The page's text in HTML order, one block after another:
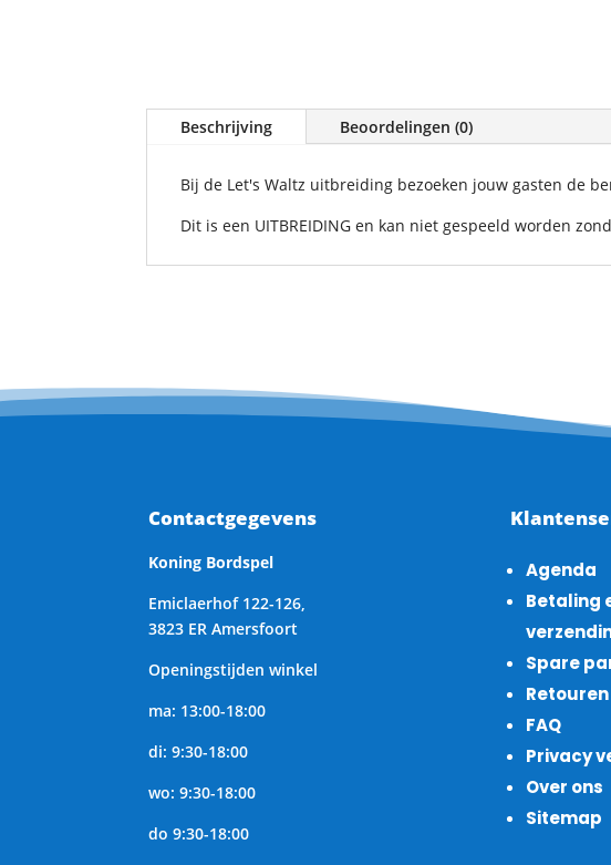
Beschrijving Beoordelingen (0)
Bij de Let's Waltz uitbreiding bezoeken jouw gasten de
Dit is een UITBREIDING en kan niet gespeeld worden
Contactgegevens
Koning Bordspel
Emiclaerhof 122-126,
3823 ER Amersfoort
Openingstijden winkel
ma: 13:00-18:00
di: 9:30-18:00
wo: 9:30-18:00
do 9:30-18:00
Agenda
Betaling
Spare
Retouren
FAQ
Privacy
Over ons
Sitemap